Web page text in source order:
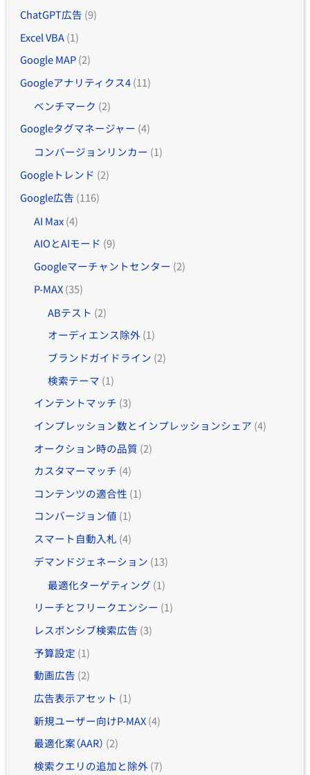
ChatGPT広告 (9)
Excel VBA(1)
Google MAP(2)
Googleアナリティクス4(11)
ベンチマーク (2)
Googleタグマネージャー (4)
コンバージョンリンカー (1)
Googleトレンド (2)
Google広告 (116)
AI Max(4)
AIOとAIモード (9)
Googleマーチャントセンター (2)
P-MAX(35)
ABテスト (2)
オーディエンス除外 (1)
ブランドガイドライン (2)
検索テーマ (1)
インテントマッチ (3)
インプレッション数とインプレッションシェア (4)
オークション時の品質 (2)
カスタマーマッチ (4)
コンテンツの適合性 (1)
コンバージョン値 (1)
スマート自動入札 (4)
デマンドジェネーション (13)
最適化ターゲティング (1)
リーチとフリークエンシー (1)
レスポンシブ検索広告 (3)
予算設定 (1)
動画広告 (2)
広告表示アセット (1)
新規ユーザー向けP-MAX(4)
最適化案（AAR） (2)
検索クエリの追加と除外 (7)